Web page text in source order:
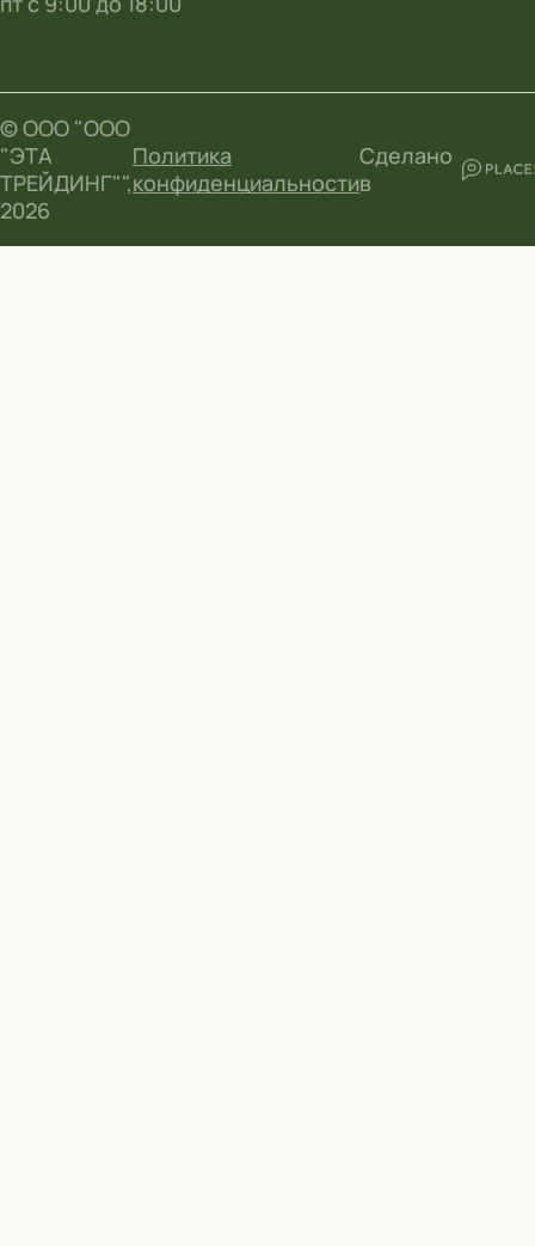
© ООО "ООО
"ЭТА
ТРЕЙДИНГ"",
2026
Политика
конфиденциальности
Сделано
в